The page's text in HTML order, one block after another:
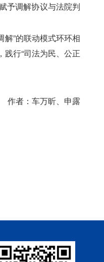
予调解协议与法院判
”的联动模式环环相
行“司法为民、公正
作者：车万昕、申露